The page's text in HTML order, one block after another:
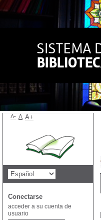
A- A A+
Conectarse
acceder a su cuenta de
usuario